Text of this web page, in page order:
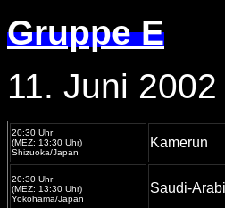
Gruppe E
11. Juni
20:30 Uhr
(MEZ: 13:30 Uhr)
Shizuoka/Japan
Kamerun
20:30 Uhr
(MEZ: 13:30 Uhr)
Yokohama/Japan
Saudi-